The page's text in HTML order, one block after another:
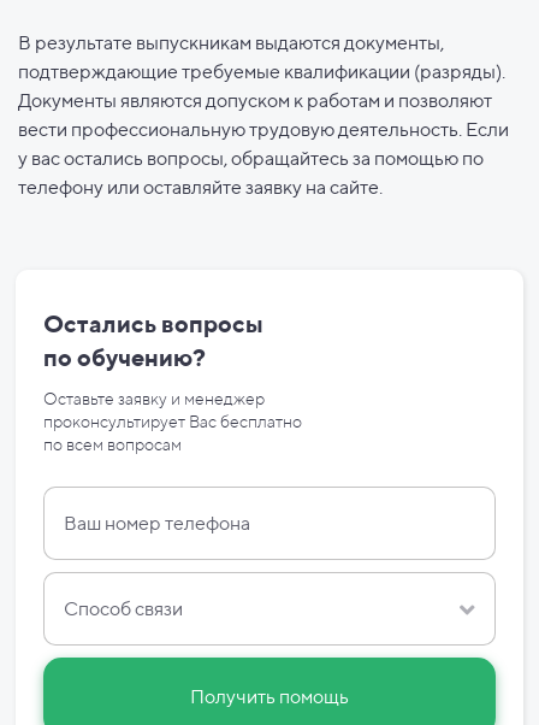
В результате выпускникам выдаются документы,
подтверждающие требуемые квалификации (разряды).
Документы являются допуском к работам и позволяют
вести профессиональную трудовую деятельность. Если
у вас остались вопросы, обращайтесь за помощью по
телефону или оставляйте заявку на сайте.
Остались вопросы
по обучению?
Оставьте заявку и менеджер
проконсультирует Вас бесплатно
по всем вопросам
Способ связи
Получить помощь